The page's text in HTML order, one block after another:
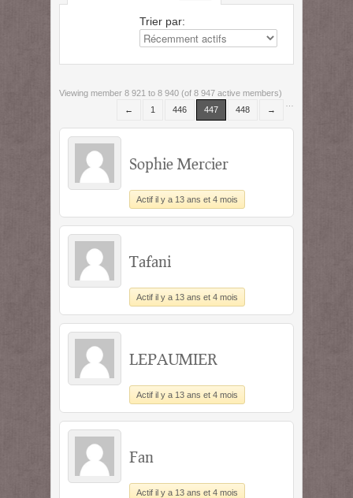
Trier par:
Viewing member 8 921 to 8 940 (of 8 947 active members)
←
1 446 447 448 →
Sophie Mercier
Actif il y a 13 ans et 4 mois
Tafani
Actif il y a 13 ans et 4 mois
LEPAUMIER
Actif il y a 13 ans et 4 mois
Fan
Actif il y a 13 ans et 4 mois